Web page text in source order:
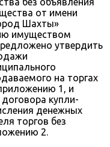
от имени
Шахты»
имуществом
утвердить
на торгах
1, и
купли-
денежных
торгов без
2.